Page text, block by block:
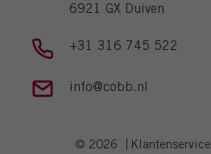
6921 GX Duiven
+31 316 745 522
info@cobb.nl
© 2026 Klantenservice